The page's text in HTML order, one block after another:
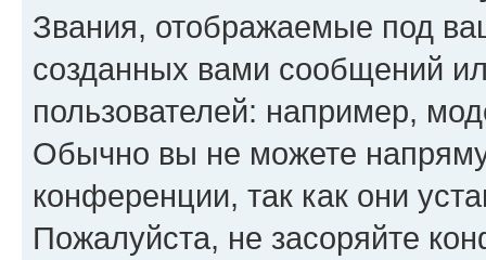
Звания, отображаемые под
созданных вами сообщений
пользователей: например,
Обычно вы не можете
конференции, так как они
Пожалуйста, не засоряйте